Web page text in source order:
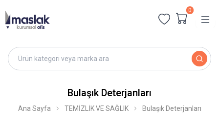
0
Bulaşık Deterjanları
Ana Sayfa TEMİZLİK VE SAĞLIK Bulaşık Deterjanları